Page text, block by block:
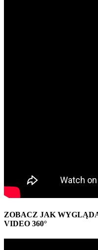
ZOBACZ JAK
VIDEO 360°